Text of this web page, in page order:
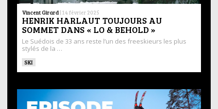
Vincent Girard | 14 février 2025
HENRIK HARLAUT TOUJOURS AU
SOMMET DANS « LO & BEHOLD »
Le Suédois de 33 ans reste l’un des freeskieurs les plus
stylés de la …
SKI